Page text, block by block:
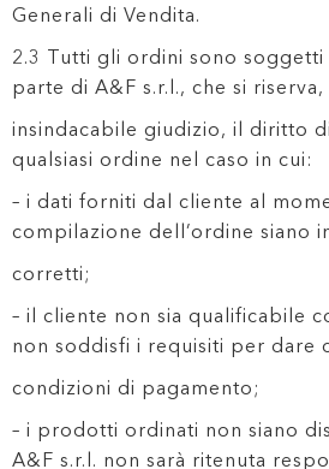
Generali di Vendita.
2.3 Tutti gli ordini sono soggetti
parte di A&F s.r.l., che si
insindacabile giudizio, il diritto
qualsiasi ordine nel caso in cui:
– i dati forniti dal cliente al
compilazione dell’ordine siano
corretti;
– il cliente non sia qualificabile
non soddisfi i requisiti per dare
condizioni di pagamento;
– i prodotti ordinati non siano
A&F s.r.l. non sarà ritenuta